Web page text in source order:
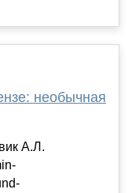
необычная
А.Л.